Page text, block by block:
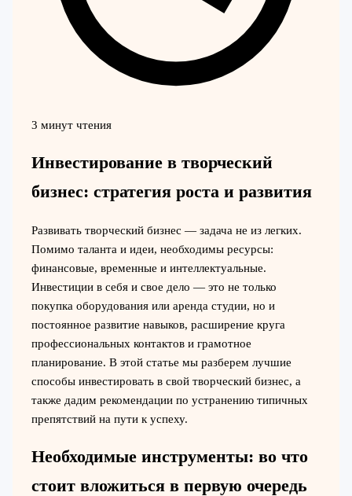
3 минут чтения
Инвестирование в творческий
бизнес: стратегия роста и развития
Развивать творческий бизнес — задача не из легких.
Помимо таланта и идеи, необходимы ресурсы:
финансовые, временные и интеллектуальные.
Инвестиции в себя и свое дело — это не только
покупка оборудования или аренда студии, но и
постоянное развитие навыков, расширение круга
профессиональных контактов и грамотное
планирование. В этой статье мы разберем лучшие
способы инвестировать в свой творческий бизнес, а
также дадим рекомендации по устранению типичных
препятствий на пути к успеху.
Необходимые инструменты: во что
стоит вложиться в первую очередь